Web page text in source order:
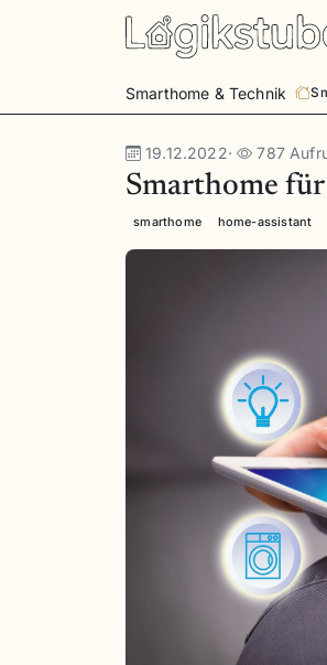
Smarthome & Technik
19.12.2022· 787
Smarthome
smarthome home-assistant